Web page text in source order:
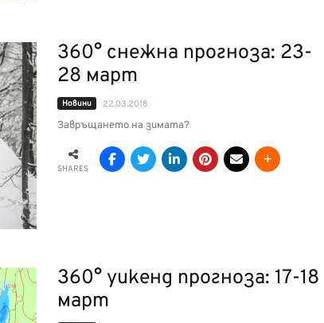
360° снежна прогноза: 23-
28 март
Новини 22.03.2018
Завръщането на зимата?
SHARES
360° уикенд прогноза: 17-18
март